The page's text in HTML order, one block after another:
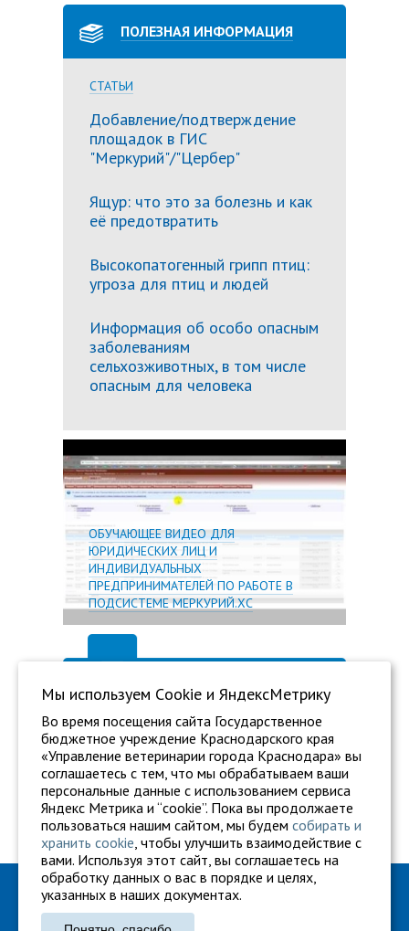
ПОЛЕЗНАЯ ИНФОРМАЦИЯ
СТАТЬИ
Добавление/подтверждение
площадок в ГИС
"Меркурий"/"Цербер"
Ящур: что это за болезнь и как
её предотвратить
Высокопатогенный грипп птиц:
угроза для птиц и людей
Информация об особо опасным
заболеваниям
сельхозживотных, в том числе
опасным для человека
ОБУЧАЮЩЕЕ ВИДЕО ДЛЯ
ЮРИДИЧЕСКИХ ЛИЦ И
ИНДИВИДУАЛЬНЫХ
ПРЕДПРИНИМАТЕЛЕЙ ПО РАБОТЕ В
ПОДСИСТЕМЕ МЕРКУРИЙ.ХС
ГБУ "Ветуправление города Краснодара"
Адрес: г. Краснодар, ул. Карасунская, 110
Мы используем Сookie и ЯндексМетрику
Во время посещения сайта Государственное
бюджетное учреждение Краснодарского края
«Управление ветеринарии города Краснодара» вы
соглашаетесь с тем, что мы обрабатываем ваши
персональные данные с использованием сервиса
Яндекс Метрика и “cookie”. Пока вы продолжаете
пользоваться нашим сайтом, мы будем собирать и
хранить cookie, чтобы улучшить взаимодействие с
вами. Используя этот сайт, вы соглашаетесь на
обработку данных о вас в порядке и целях,
указанных в наших документах.